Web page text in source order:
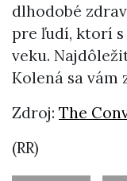
dlhodobé
pre ľudí, ktorí s
veku.
Kolená sa vám
Zdroj: The
(RR)